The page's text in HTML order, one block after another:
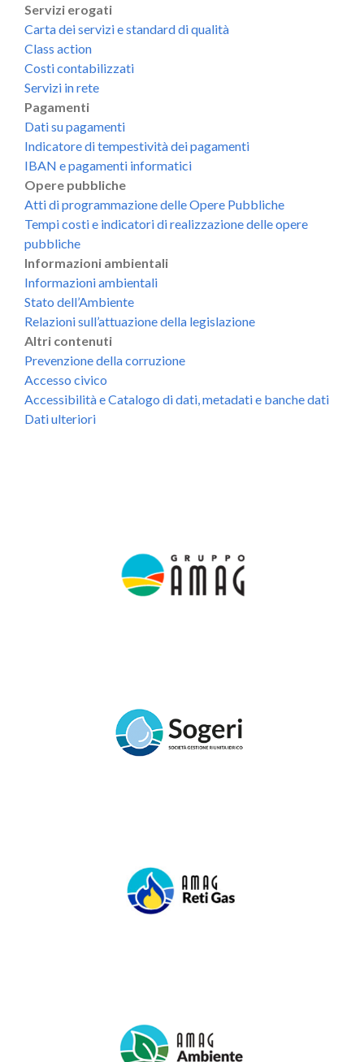
Servizi erogati
Carta dei servizi e standard di qualità
Class action
Costi contabilizzati
Servizi in rete
Pagamenti
Dati su pagamenti
Indicatore di tempestività dei pagamenti
IBAN e pagamenti informatici
Opere pubbliche
Atti di programmazione delle Opere Pubbliche
Tempi costi e indicatori di realizzazione delle opere
pubbliche
Informazioni ambientali
Informazioni ambientali
Stato dell’Ambiente
Relazioni sull’attuazione della legislazione
Altri contenuti
Prevenzione della corruzione
Accesso civico
Accessibilità e Catalogo di dati, metadati e banche dati
Dati ulteriori